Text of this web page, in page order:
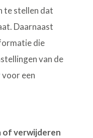
te stellen dat
Daarnaast
die
van de
voor een
of verwijderen